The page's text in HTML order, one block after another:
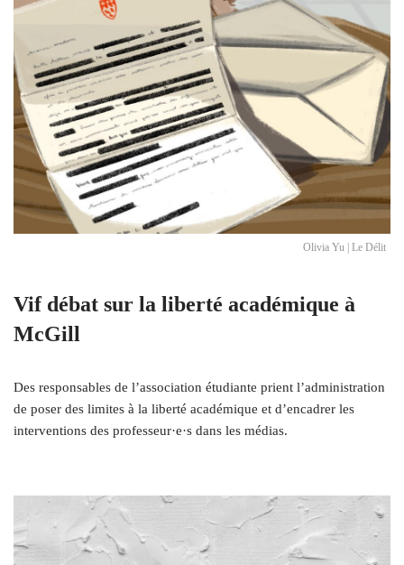
Olivia Yu | Le Délit
Vif débat sur la liberté académique à
McGill
Des responsables de l’association étudiante prient l’administration
de poser des limites à la liberté académique et d’encadrer les
interventions des professeur·e·s dans les médias.